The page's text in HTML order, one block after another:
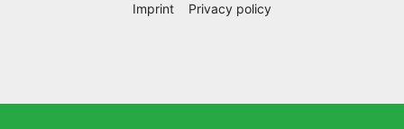
Imprint Privacy policy